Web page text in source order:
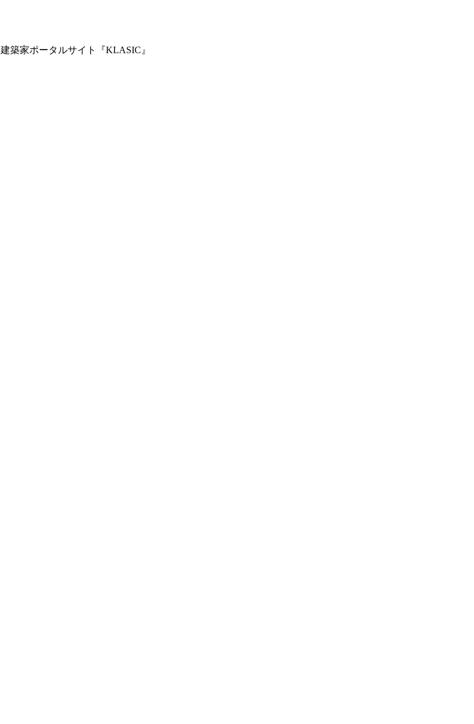
建築家ポータルサイト『KLASIC』